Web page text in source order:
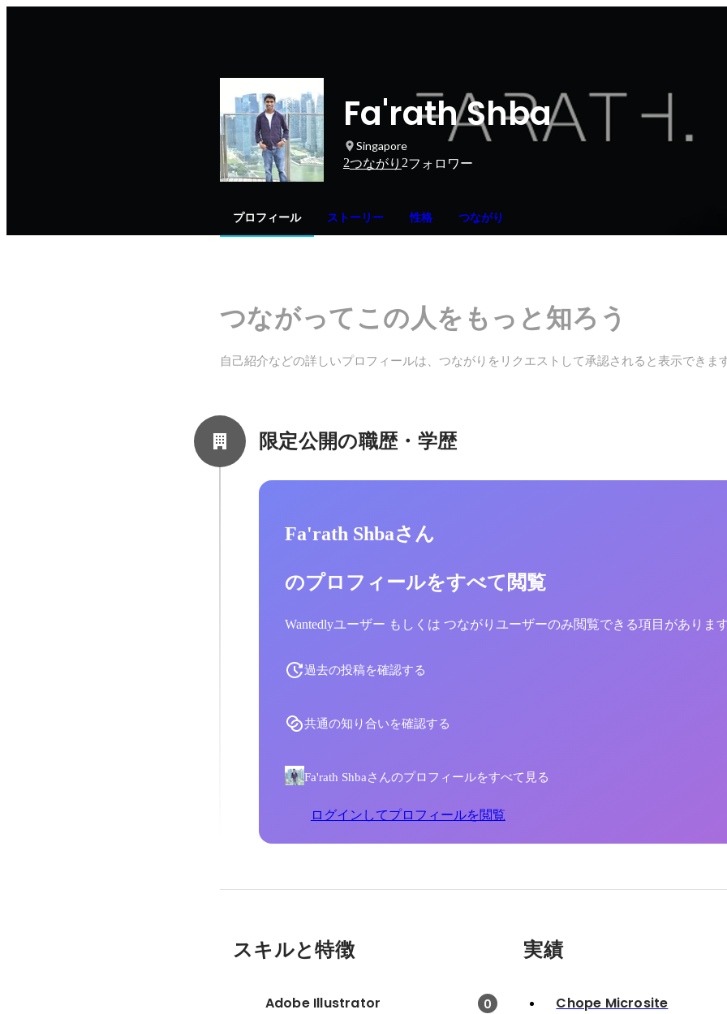
Fa'rath Shba
Singapore
2つながり 2フォロワー
プロフィール ストーリー 性格 つながり
つながってこの人をもっと知ろう
自己紹介などの詳しいプロフィールは、つながりをリクエストして承認されると表示できま
限定公開の職歴・学歴
Fa'rath Shbaさん
のプロフィールをすべて閲覧
Wantedlyユーザー もしくは つながりユーザーのみ閲覧できる項目がありま
過去の投稿を確認する
共通の知り合いを確認する
Fa'rath Shbaさんのプロフィールをすべて見る
ログインしてプロフィールを閲覧
スキルと特徴
Adobe Illustrator 0
実績
Chope Microsite